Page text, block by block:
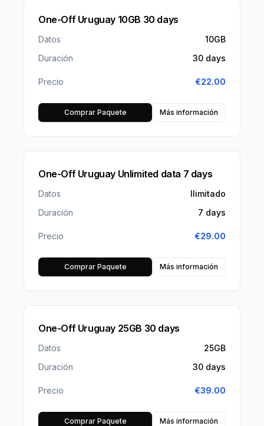
One-Off Uruguay 10GB 30 days
Datos
10GB
Duración
30 days
Precio €22.00
Comprar Paquete Más información
One-Off Uruguay Unlimited data 7 days
Datos
Ilimitado
Duración
7 days
Precio €29.00
Comprar Paquete Más información
One-Off Uruguay 25GB 30 days
Datos
25GB
Duración
30 days
Precio €39.00
Comprar Paquete Más información